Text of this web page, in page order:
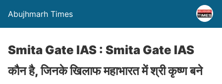
Abujhmarh Times
Smita Gate IAS : Smita Gate IAS
कौन है, जिनके खिलाफ महाभारत में श्री कृष्ण बने